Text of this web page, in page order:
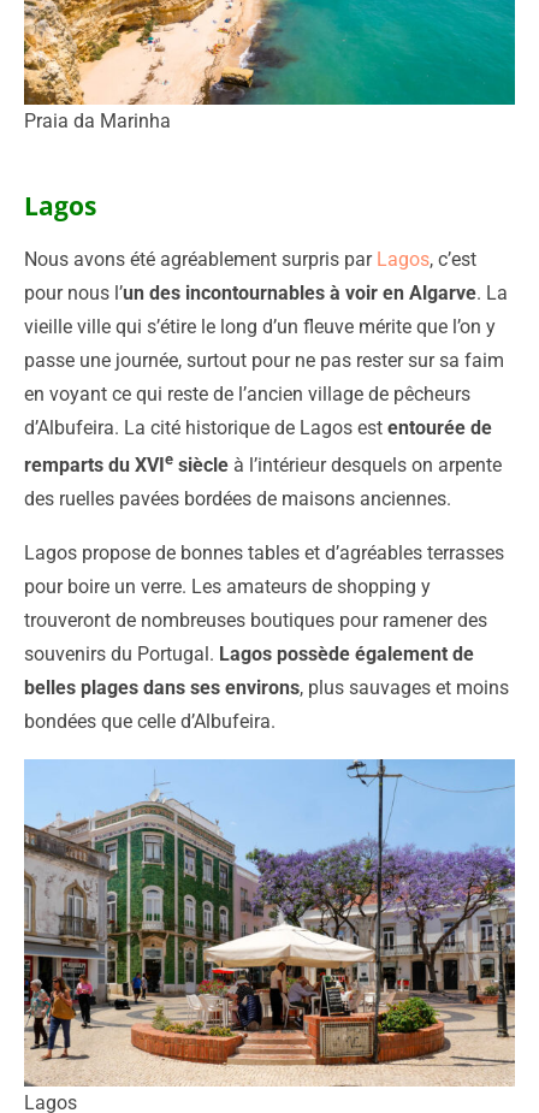
Praia da Marinha
Lagos
Nous avons été agréablement surpris par Lagos, c’est
pour nous l’un des incontournables à voir en Algarve. La
vieille ville qui s’étire le long d’un fleuve mérite que l’on y
passe une journée, surtout pour ne pas rester sur sa faim
en voyant ce qui reste de l’ancien village de pêcheurs
d’Albufeira. La cité historique de Lagos est entourée de
remparts du XVI e siècle à l’intérieur desquels on arpente
des ruelles pavées bordées de maisons anciennes.
Lagos propose de bonnes tables et d’agréables terrasses
pour boire un verre. Les amateurs de shopping y
trouveront de nombreuses boutiques pour ramener des
souvenirs du Portugal. Lagos possède également de
belles plages dans ses environs, plus sauvages et moins
bondées que celle d’Albufeira.
Lagos